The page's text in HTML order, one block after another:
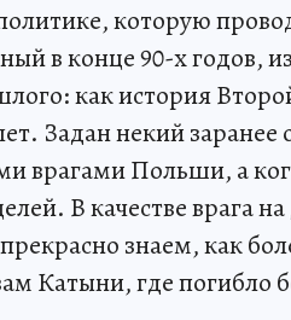
которую
в конце 90-х годов,
как история
Задан некий
врагами Польши, а
В качестве врага
знаем, как
Катыни, где погибло